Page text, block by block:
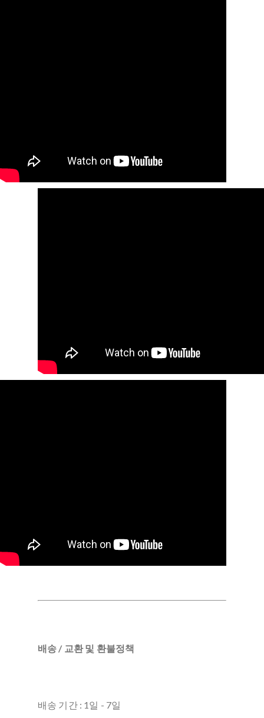
배송 / 교환 및 환불정책
배송 기간 : 1일 - 7일